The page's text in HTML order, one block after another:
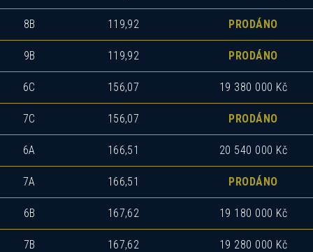
8B 119,92 PRODÁNO
9B 119,92 PRODÁNO
6C 156,07 19 380 000 Kč
7C 156,07 PRODÁNO
6A 166,51 20 540 000 Kč
7A 166,51 PRODÁNO
6B 167,62 19 180 000 Kč
7B 167,62 19 280 000 Kč